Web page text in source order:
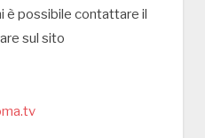
è possibile contattare il
sul sito